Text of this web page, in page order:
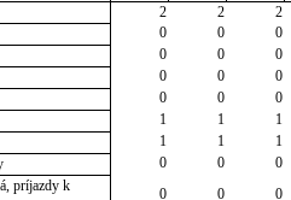
2 2
2
0 0
0
0 0
0
0 0
0
0 0
0
1 1
1
1 1
1
0 0
0
príjazdy k
0 0
0